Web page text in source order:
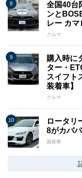
全国40台
ンと
レー カマ
クルマ
購入時に
ター・
スイフト
装着車】
クルマ
ロータリ
8がカバ
国産車